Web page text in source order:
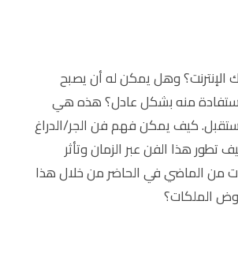
الإنترنت؟ وهل يمكن له أن يصبح
منه بشكل عادل؟ هذه هي
كيف يمكن فهم فن الجر/الدراغ
تطور هذا الفن عبر الزمان وتأثر
من الماضي في الحاضر من خلال هذا
الملكات؟